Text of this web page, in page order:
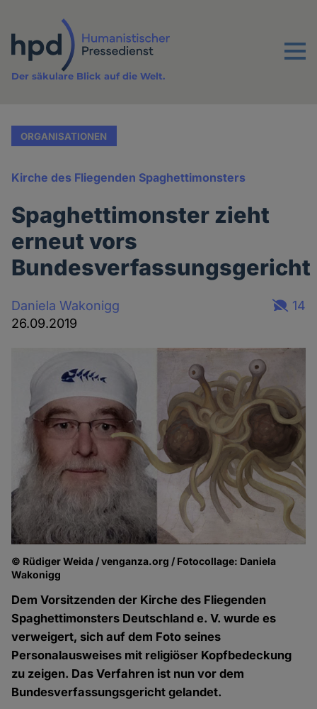
Inhalt
Menu
Der säkulare Blick auf die Welt.
ORGANISATIONEN
Kirche des Fliegenden Spaghettimonsters
Spaghettimonster zieht
erneut vors
Bundesverfassungsgericht
Daniela Wakonigg
26.09.2019
14
© Rüdiger Weida / venganza.org / Fotocollage: Daniela
Wakonigg
Dem Vorsitzenden der Kirche des Fliegenden
Spaghettimonsters Deutschland e. V. wurde es
verweigert, sich auf dem Foto seines
Personalausweises mit religiöser Kopfbedeckung
zu zeigen. Das Verfahren ist nun vor dem
Bundesverfassungsgericht gelandet.